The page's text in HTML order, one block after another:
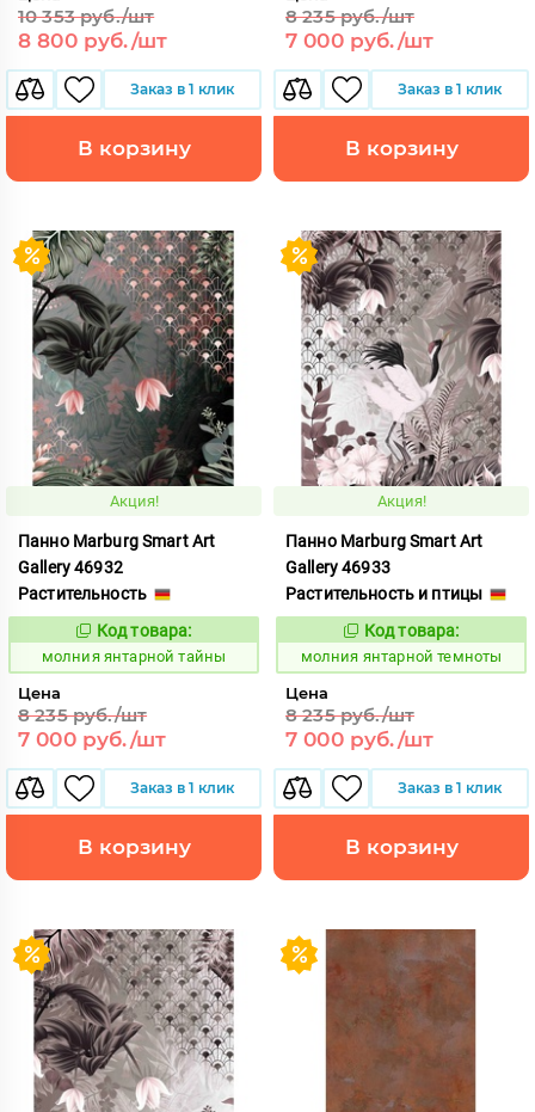
10 353 руб./шт
8 800 руб./шт
Заказ в 1 клик
В корзину
8 235 руб./шт
7 000 руб./шт
Заказ в 1 клик
В корзину
Акция!
Панно Marburg Smart Art
Gallery 46932
Растительность
1015476
Код товара:
молния янтарной тайны
Цена
8 235 руб./шт
7 000 руб./шт
Заказ в 1 клик
В корзину
Акция!
Панно Marburg Smart Art
Gallery 46933
Растительность и птицы
1015477
Код товара:
молния янтарной темноты
Цена
8 235 руб./шт
7 000 руб./шт
Заказ в 1 клик
В корзину